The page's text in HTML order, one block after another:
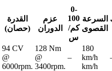
القدرة
(حصان)
عزم
الدوران
0-
100
كم/
س
السرعة
القصوى
94 CV
@
6000rpm.
128 Nm
@
3400rpm.
–
180
km/h
km/h